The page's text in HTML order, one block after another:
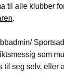
til alle klubber
.
som
til seg selv, eller